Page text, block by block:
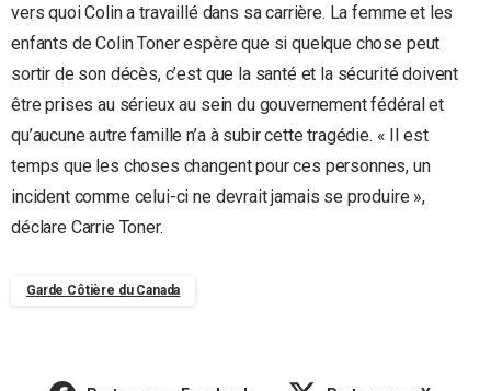
vers quoi Colin a travaillé dans sa carrière. La femme et les
enfants de Colin Toner espère que si quelque chose peut
sortir de son décès, c’est que la santé et la sécurité doivent
être prises au sérieux au sein du gouvernement fédéral et
qu’aucune autre famille n’a à subir cette tragédie. « Il est
temps que les choses changent pour ces personnes, un
incident comme celui-ci ne devrait jamais se produire »,
déclare Carrie Toner.
Garde Côtière du Canada